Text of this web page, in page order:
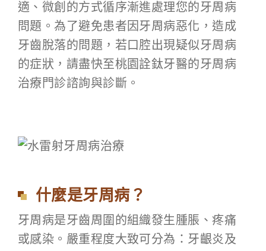
適、微創的方式循序漸進處理您的牙周病
問題。為了避免患者因牙周病惡化，造成
牙齒脫落的問題，若口腔出現疑似牙周病
的症狀，請盡快至桃園詮鈦牙醫的牙周病
治療門診諮詢與診斷。
什麼是牙周病？
牙周病是牙齒周圍的組織發生腫脹、疼痛
或感染。嚴重程度大致可分為：牙齦炎及